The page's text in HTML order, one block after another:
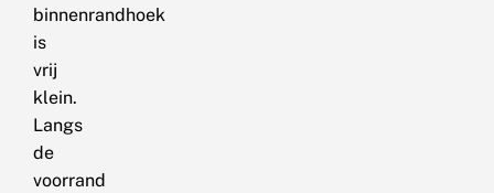
binnenrandhoek
is
vrij
klein.
Langs
de
voorrand